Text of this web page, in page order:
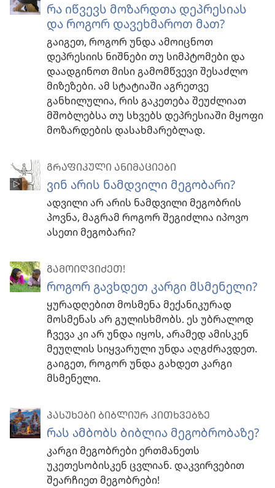
რა იწვევს მოზარდთა დეპრესიას
და როგორ დავეხმაროთ მათ?
გაიგეთ, როგორ უნდა ამოიცნოთ
დეპრესიის ნიშნები თუ სიმპტომები და
დაადგინოთ მისი გამომწვევი შესაძლო
მიზეზები. ამ სტატიაში აგრეთვე
განხილულია, რის გაკეთება შეუძლიათ
მშობლებსა თუ სხვებს დეპრესიაში მყოფი
მოზარდების დასახმარებლად.
ᲒᲠᲐᲤᲘᲙᲣᲚᲘ ᲐᲜᲘᲛᲐᲪᲘᲔᲑᲘ
ვინ არის ნამდვილი მეგობარი?
ადვილი არ არის ნამდვილი მეგობრის
პოვნა, მაგრამ როგორ შეგიძლია იპოვო
ასეთი მეგობარი?
ᲒᲐᲛᲝᲘᲦᲕᲘᲫᲔᲗ!
როგორ გავხდეთ კარგი მსმენელი?
ყურადღებით მოსმენა მექანიკურად
მოსმენას არ გულისხმობს. ეს უბრალოდ
ჩვევა კი არ უნდა იყოს, არამედ ამისკენ
მეუღლის სიყვარული უნდა აღგძრავდეთ.
გაიგეთ, როგორ უნდა გახდეთ კარგი
მსმენელი.
ᲞᲐᲡᲣᲮᲔᲑᲘ ᲑᲘᲑᲚᲘᲣᲠ ᲙᲘᲗᲮᲕᲔᲑᲖᲔ
რას ამბობს ბიბლია მეგობრობაზე?
კარგი მეგობრები ერთმანეთს
უკეთესობისკენ ცვლიან. დაკვირვებით
შეარჩიეთ მეგობრები!